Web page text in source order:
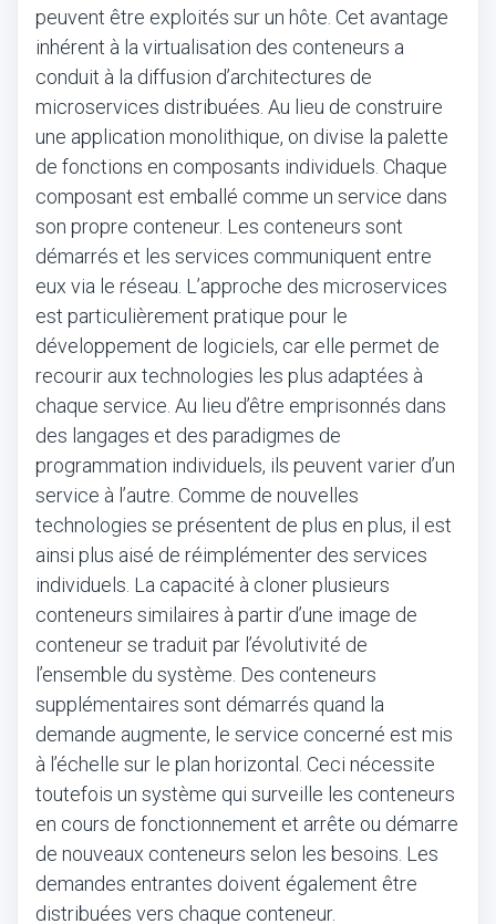
peuvent être exploités sur un hôte. Cet avantage
inhérent à la virtualisation des conteneurs a
conduit à la diffusion d’architectures de
microservices distribuées. Au lieu de construire
une application monolithique, on divise la palette
de fonctions en composants individuels. Chaque
composant est emballé comme un service dans
son propre conteneur. Les conteneurs sont
démarrés et les services communiquent entre
eux via le réseau. L’approche des microservices
est particulièrement pratique pour le
développement de logiciels, car elle permet de
recourir aux technologies les plus adaptées à
chaque service. Au lieu d’être emprisonnés dans
des langages et des paradigmes de
programmation individuels, ils peuvent varier d’un
service à l’autre. Comme de nouvelles
technologies se présentent de plus en plus, il est
ainsi plus aisé de réimplémenter des services
individuels. La capacité à cloner plusieurs
conteneurs similaires à partir d’une image de
conteneur se traduit par l’évolutivité de
l’ensemble du système. Des conteneurs
supplémentaires sont démarrés quand la
demande augmente, le service concerné est mis
à l’échelle sur le plan horizontal. Ceci nécessite
toutefois un système qui surveille les conteneurs
en cours de fonctionnement et arrête ou démarre
de nouveaux conteneurs selon les besoins. Les
demandes entrantes doivent également être
distribuées vers chaque conteneur.